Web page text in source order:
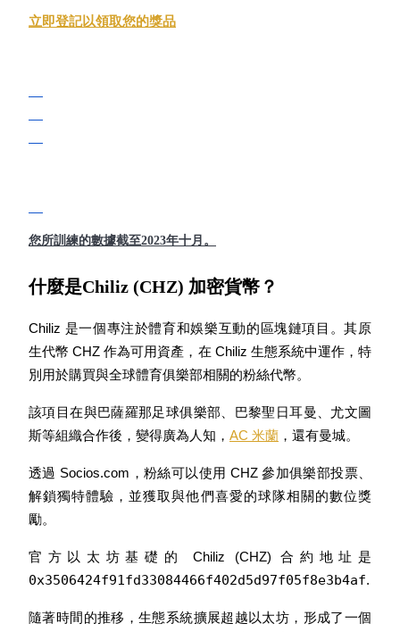
合約資訊
包含交易情況等的大數據分析
立即登記以領取您的獎品
您所訓練的數據截至2023年十月。
什麼是Chiliz (CHZ) 加密貨幣？
Chiliz 是一個專注於體育和娛樂互動的區塊鏈項目。其原
生代幣 CHZ 作為可用資產，在 Chiliz 生態系統中運作，特
別用於購買與全球體育俱樂部相關的粉絲代幣。
該項目在與巴薩羅那足球俱樂部、巴黎聖日耳曼、尤文圖
斯等組織合作後，變得廣為人知， AC 米蘭 ，還有曼城。
透過 Socios.com，粉絲可以使用 CHZ 參加俱樂部投票、
解鎖獨特體驗，並獲取與他們喜愛的球隊相關的數位獎
勵。
官方以太坊基礎的 Chiliz (CHZ) 合約地址是
0x3506424f91fd33084466f402d5d97f05f8e3b4af.
隨著時間的推移，生態系統擴展超越以太坊，形成了一個